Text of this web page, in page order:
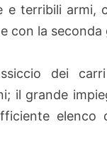
e terribili
con la
dei
il grande
elenco